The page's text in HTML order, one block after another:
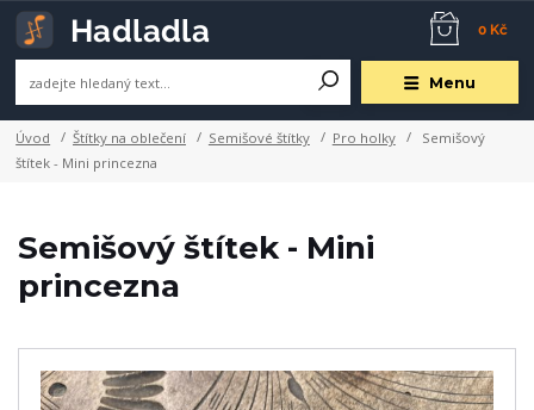
Menu
0 Kč
Úvod Štítky na oblečení Semišové štítky Pro holky
Semišový
štítek - Mini princezna
Semišový štítek - Mini
princezna